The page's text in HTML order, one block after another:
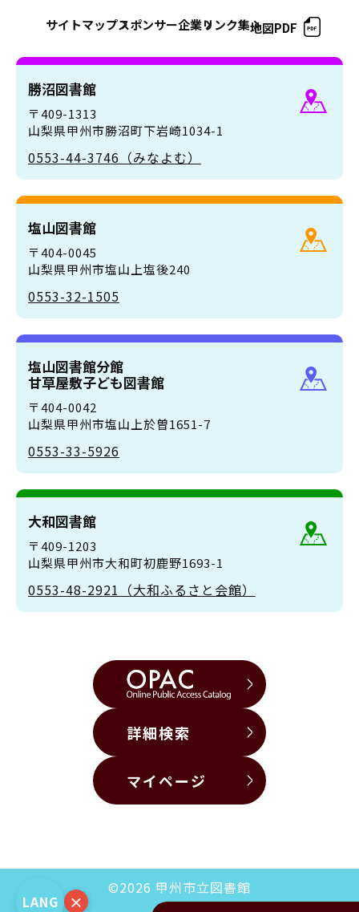
サイトマップスポンサー企業リンク集地図PDF
勝沼図書館
〒409-1313
山梨県甲州市勝沼町下岩崎1034-1
0553-44-3746（みなよむ）
塩山図書館
〒404-0045
山梨県甲州市塩山上塩後240
0553-32-1505
塩山図書館分館
甘草屋敷子ども図書館
〒404-0042
山梨県甲州市塩山上於曽1651-7
0553-33-5926
大和図書館
〒409-1203
山梨県甲州市大和町初鹿野1693-1
0553-48-2921（大和ふるさと会館）
詳細検索
マイページ
©2026 甲州市立図書館
LANG ×